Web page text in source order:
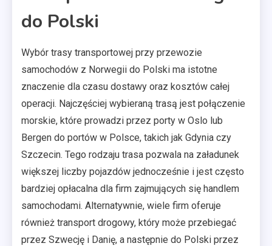
do Polski
Wybór trasy transportowej przy przewozie
samochodów z Norwegii do Polski ma istotne
znaczenie dla czasu dostawy oraz kosztów całej
operacji. Najczęściej wybieraną trasą jest połączenie
morskie, które prowadzi przez porty w Oslo lub
Bergen do portów w Polsce, takich jak Gdynia czy
Szczecin. Tego rodzaju trasa pozwala na załadunek
większej liczby pojazdów jednocześnie i jest często
bardziej opłacalna dla firm zajmujących się handlem
samochodami. Alternatywnie, wiele firm oferuje
również transport drogowy, który może przebiegać
przez Szwecję i Danię, a następnie do Polski przez